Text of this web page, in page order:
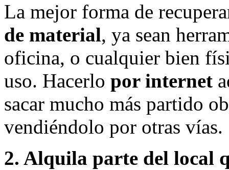
La mejor forma de
de material, ya sean
oficina, o cualquier bien
uso. Hacerlo por internet
sacar mucho más partido
vendiéndolo por otras vías.
2. Alquila parte del local